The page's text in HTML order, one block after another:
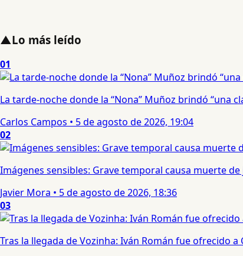
▲Lo más leído
01
La tarde-noche donde la “Nona” Muñoz brindó “una
Carlos Campos • 5 de agosto de 2026, 19:04
02
Imágenes sensibles: Grave temporal causa muerte
Javier Mora • 5 de agosto de 2026, 18:36
03
Tras la llegada de Vozinha: Iván Román fue ofrecido a